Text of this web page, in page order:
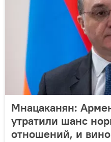
Мнацаканян:
утратили шанс
отношений, и